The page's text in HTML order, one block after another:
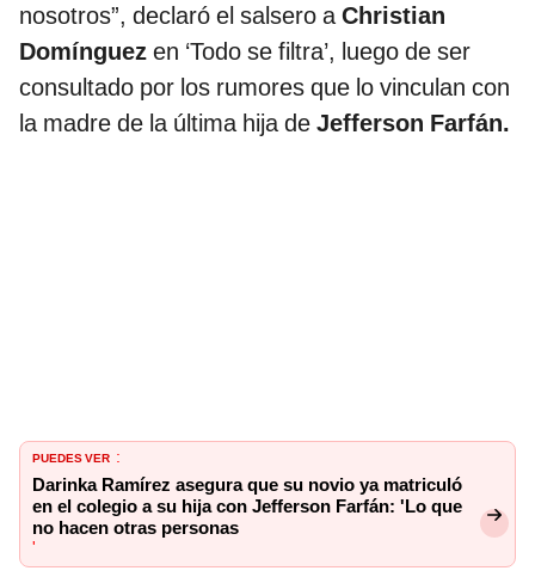
nosotros”, declaró el salsero aChristian
Domínguez en ‘Todo se filtra’, luego de ser
consultado por los rumores que lo vinculan con
la madre de la última hija de Jefferson Farfán.
PUEDES VER :
Darinka Ramírez asegura que su novio ya matriculó
en el colegio a su hija con Jefferson Farfán: 'Lo que
no hacen otras personas
'